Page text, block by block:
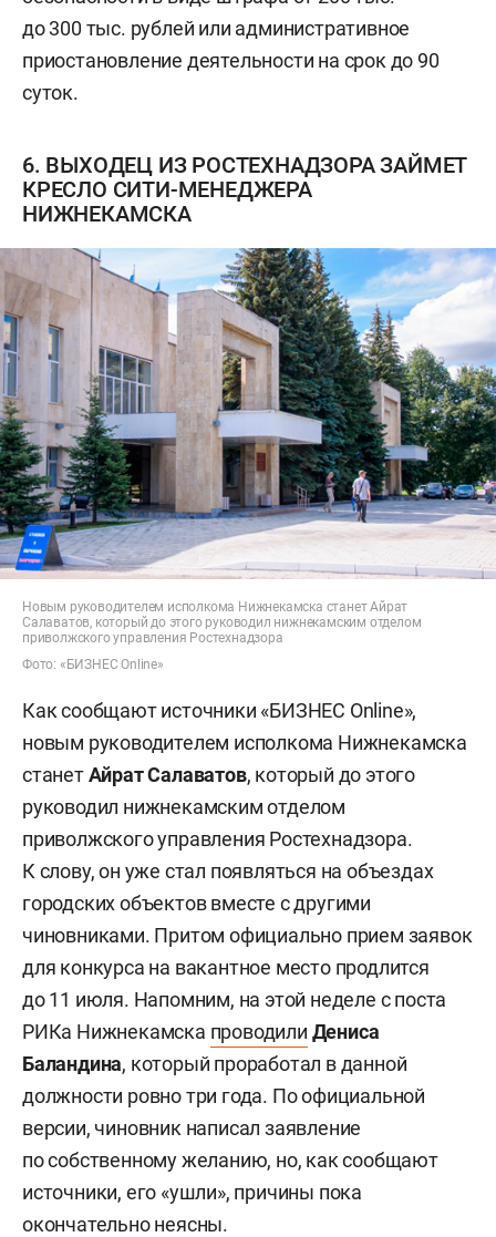
до 300 тыс. рублей или административное
приостановление деятельности на срок до 90
суток.
6. ВЫХОДЕЦ ИЗ РОСТЕХНАДЗОРА ЗАЙМЕТ
КРЕСЛО СИТИ-МЕНЕДЖЕРА
НИЖНЕКАМСКА
Новым руководителем исполкома Нижнекамска станет Айрат
Салаватов, который до этого руководил нижнекамским отделом
приволжского управления Ростехнадзора
Фото: «БИЗНЕС Online»
Как сообщают источники «БИЗНЕС Online»,
новым руководителем исполкома Нижнекамска
станетАйрат Салаватов, который до этого
руководил нижнекамским отделом
приволжского управления Ростехнадзора.
К слову, он уже стал появляться на объездах
городских объектов вместе с другими
чиновниками. Притом официально прием заявок
для конкурса на вакантное место продлится
до 11 июля. Напомним, на этой неделе с поста
РИКа Нижнекамска проводили Дениса
Баландина, который проработал в данной
должности ровно три года. По официальной
версии, чиновник написал заявление
по собственному желанию, но, как сообщают
источники, его «ушли», причины пока
окончательно неясны.